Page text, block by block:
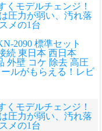
くモデルチェンジ！
圧力が弱い、汚れ落
メの1台
2090 標準セット
続 東日本 西日本
外壁 コケ 除去 高圧
ルがもらえる！レビ
くモデルチェンジ！
圧力が弱い、汚れ落
メの1台